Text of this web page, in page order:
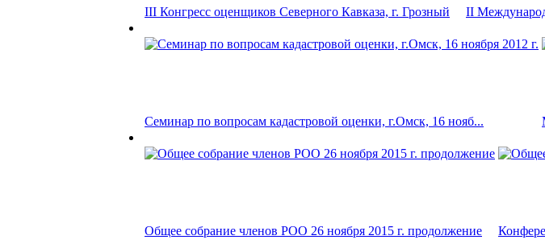
III Конгресс оценщиков Северного Кавказа, г. Грозный II
Семинар по вопросам кадастровой оценки, г.Омск, 16 нояб...
Общее собрание членов РОО 26 ноября 2015 г. продолжение